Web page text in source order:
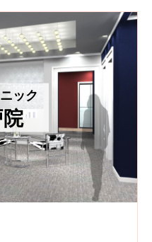
ック